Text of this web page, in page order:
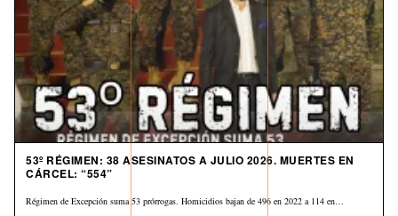
53º RÉGIMEN: 38 ASESINATOS A JULIO 2026. MUERTES EN
CÁRCEL: “554”
Régimen de Excepción suma 53 prórrogas. Homicidios bajan de 496 en 2022 a 114 en…